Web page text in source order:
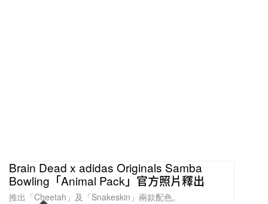
Brain Dead x adidas Originals Samba
Bowling「Animal Pack」官方照片釋出
推出「Cheetah」及「Snakeskin」兩款配色。